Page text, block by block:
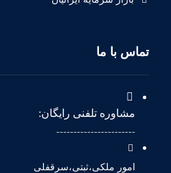
تماس با ما
مشاوره تلفنی رایگان:
-----------------------
امور ملکی،ثبتی،سرقفلی